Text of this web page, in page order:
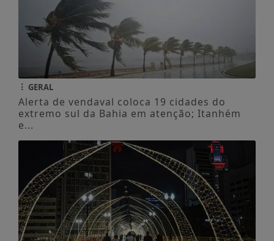
GERAL
Alerta de vendaval coloca 19 cidades do
extremo sul da Bahia em atenção; Itanhém
e...